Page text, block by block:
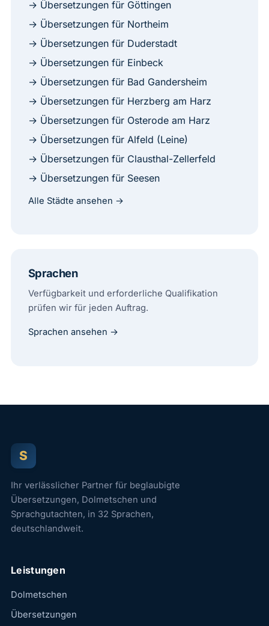
→ Übersetzungen für Göttingen
→ Übersetzungen für Northeim
→ Übersetzungen für Duderstadt
→ Übersetzungen für Einbeck
→ Übersetzungen für Bad Gandersheim
→ Übersetzungen für Herzberg am Harz
→ Übersetzungen für Osterode am Harz
→ Übersetzungen für Alfeld (Leine)
→ Übersetzungen für Clausthal-Zellerfeld
→ Übersetzungen für Seesen
Alle Städte ansehen →
Sprachen
Verfügbarkeit und erforderliche Qualifikation
prüfen wir für jeden Auftrag.
Sprachen ansehen →
S
Ihr verlässlicher Partner für beglaubigte
Übersetzungen, Dolmetschen und
Sprachgutachten, in 32 Sprachen,
deutschlandweit.
Leistungen
Dolmetschen
Übersetzungen